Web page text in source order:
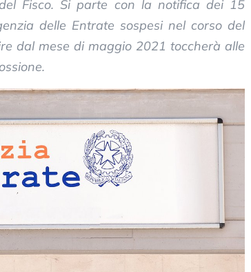
Fisco. Si parte con la notifica dei 15
delle Entrate sospesi nel corso del
dal mese di maggio 2021 toccherà alle